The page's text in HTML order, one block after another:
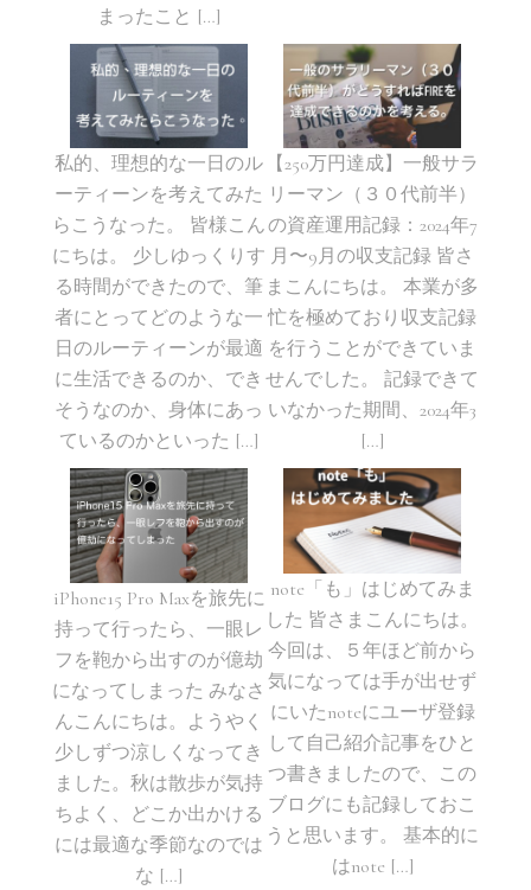
まったこと […]
私的、理想的な一日のル
ーティーンを考えてみた
らこうなった。 皆様こん
にちは。 少しゆっくりす
る時間ができたので、筆
者にとってどのような一
日のルーティーンが最適
に生活できるのか、でき
そうなのか、身体にあっ
ているのかといった […]
【250万円達成】一般サラ
リーマン（３０代前半）
の資産運用記録：2024年7
月〜9月の収支記録 皆さ
まこんにちは。 本業が多
忙を極めており収支記録
を行うことができていま
せんでした。 記録できて
いなかった期間、2024年3
[…]
iPhone15 Pro Maxを旅先に
持って行ったら、一眼レ
フを鞄から出すのが億劫
になってしまった みなさ
んこんにちは。ようやく
少しずつ涼しくなってき
ました。秋は散歩が気持
ちよく、どこか出かける
には最適な季節なのでは
な […]
note「も」はじめてみま
した 皆さまこんにちは。
今回は、５年ほど前から
気になっては手が出せず
にいたnoteにユーザ登録
して自己紹介記事をひと
つ書きましたので、この
ブログにも記録しておこ
うと思います。 基本的に
はnote […]